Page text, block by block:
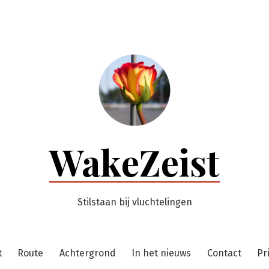
WakeZeist
Stilstaan bij vluchtelingen
Route Achtergrond In het nieuws Contact